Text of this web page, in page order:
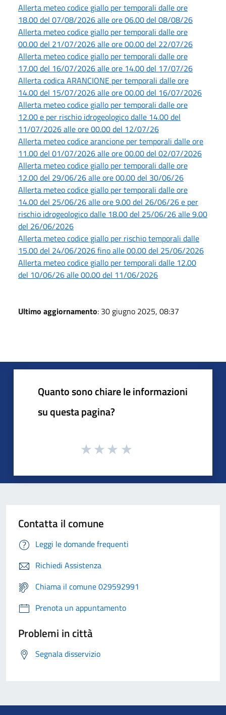
Allerta meteo codice giallo per temporali dalle ore
18.00 del 07/08/2026 alle ore 06.00 del 08/08/26
Allerta meteo codice giallo per temporali dalle ore
00.00 del 21/07/2026 alle ore 00.00 del 22/07/26
Allerta meteo codice giallo per temporali dalle ore
17.00 del 16/07/2026 alle ore 14.00 del 17/07/26
Allerta codica ARANCIONE per temporali dalle ore
14.00 del 15/07/2026 alle ore 00.00 del 16/07/2026
Allerta meteo codice giallo per temporali dalle ore
12.00 e per rischio idrogeologico dalle 14.00 del
11/07/2026 alle ore 00.00 del 12/07/26
Allerta meteo codice arancione per temporali dalle ore
11.00 del 01/07/2026 alle ore 00.00 del 02/07/2026
Allerta meteo codice giallo per temporali dalle ore
12.00 del 29/06/26 alle ore 00.00 del 30/06/26
Allerta meteo codice giallo per temporali dalle ore
14.00 del 25/06/26 alle ore 9.00 del 26/06/26 e per
rischio idrogeologico dalle 18.00 del 25/06/26 alle 9.00
del 26/06/2026
Allerta meteo codice giallo per rischio temporali dalle
15.00 del 24/06/2026 fino alle 00.00 del 25/06/2026
Allerta meteo codice giallo per temporali dalle 12.00
del 10/06/26 alle 00.00 del 11/06/2026
Ultimo aggiornamento: 30 giugno 2025, 08:37
Quanto sono chiare le informazioni
su questa pagina?
Contatta il comune
Leggi le domande frequenti
Richiedi Assistenza
Chiama il comune 029592991
Prenota un appuntamento
Problemi in città
Segnala disservizio